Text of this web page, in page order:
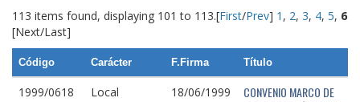
113 items found, displaying 101 to 113.[First/Prev] 1 , 2, 3, 4, 5, 6
[Next/Last]
Código Carácter F.Firma Título
1999/0618 Local 18/06/1999
CONVENIO MARCO DE